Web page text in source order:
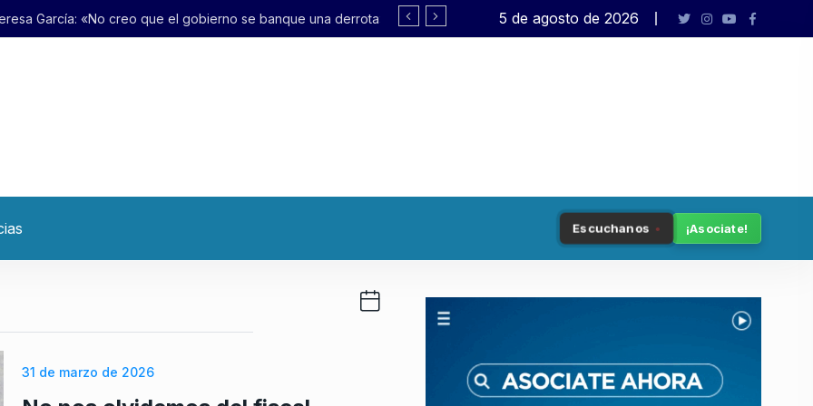
el gobierno se banque una derrota» El peronismo de Bullrich
5 de agosto de 2026
Escuchanos ¡Asociate!
31 de marzo de 2026